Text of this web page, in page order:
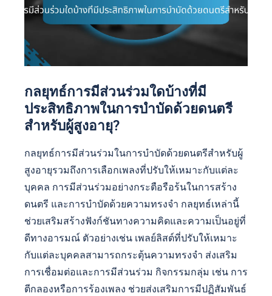
กลยุทธ์การมีส่วนร่วมใดบ้างที่มี
ประสิทธิภาพในการบำบัดด้วยดนตรี
สำหรับผู้สูงอายุ?
กลยุทธ์การมีส่วนร่วมในการบำบัดด้วยดนตรีสำหรับผู้
สูงอายุรวมถึงการเลือกเพลงที่ปรับให้เหมาะกับแต่ละ
บุคคล การมีส่วนร่วมอย่างกระตือรือร้นในการสร้าง
ดนตรี และการบำบัดด้วยความทรงจำ กลยุทธ์เหล่านี้
ช่วยเสริมสร้างฟังก์ชันทางความคิดและความเป็นอยู่ที่
ดีทางอารมณ์ ตัวอย่างเช่น เพลย์ลิสต์ที่ปรับให้เหมาะ
กับแต่ละบุคคลสามารถกระตุ้นความทรงจำ ส่งเสริม
การเชื่อมต่อและการมีส่วนร่วม กิจกรรมกลุ่ม เช่น การ
ตีกลองหรือการร้องเพลง ช่วยส่งเสริมการมีปฏิสัมพันธ์